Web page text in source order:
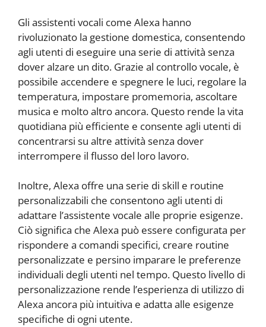
Gli assistenti vocali come Alexa hanno
rivoluzionato la gestione domestica, consentendo
agli utenti di eseguire una serie di attività senza
dover alzare un dito. Grazie al controllo vocale, è
possibile accendere e spegnere le luci, regolare la
temperatura, impostare promemoria, ascoltare
musica e molto altro ancora. Questo rende la vita
quotidiana più efficiente e consente agli utenti di
concentrarsi su altre attività senza dover
interrompere il flusso del loro lavoro.
Inoltre, Alexa offre una serie di skill e routine
personalizzabili che consentono agli utenti di
adattare l’assistente vocale alle proprie esigenze.
Ciò significa che Alexa può essere configurata per
rispondere a comandi specifici, creare routine
personalizzate e persino imparare le preferenze
individuali degli utenti nel tempo. Questo livello di
personalizzazione rende l’esperienza di utilizzo di
Alexa ancora più intuitiva e adatta alle esigenze
specifiche di ogni utente.